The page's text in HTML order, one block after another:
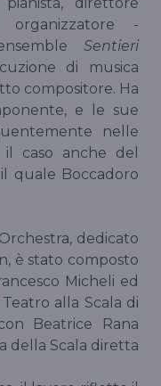
direttore
organizzatore -
Sentieri
di musica
compositore. Ha
e le sue
nelle
caso anche del
quale Boccadoro
dedicato
è stato composto
Micheli ed
alla Scala di
Beatrice Rana
della Scala diretta